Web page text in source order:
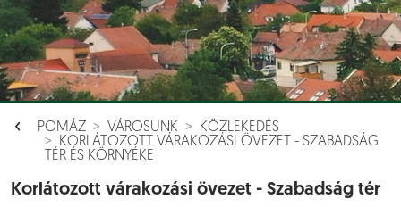
POMÁZ VÁROSUNK
KÖZLEKEDÉS
KORLÁTOZOTT VÁRAKOZÁSI ÖVEZET - SZABADSÁG
TÉR ÉS KÖRNYÉKE
Korlátozott várakozási övezet - Szabadság tér
Aloldalak []